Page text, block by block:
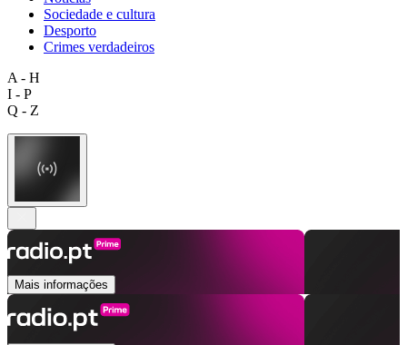
Sociedade e cultura
Desporto
Crimes verdadeiros
A - H
I - P
Q - Z
Mais informações